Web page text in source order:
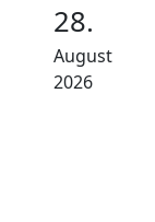
28.
August
2026